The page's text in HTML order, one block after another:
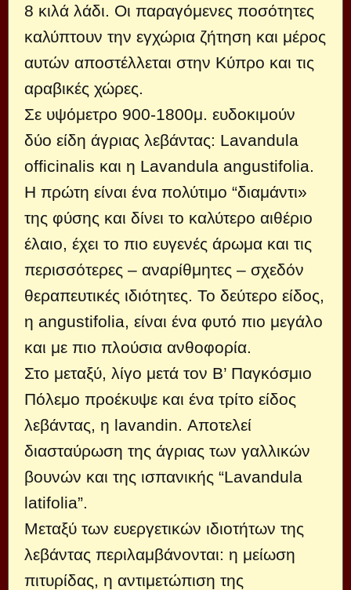
8 κιλά λάδι. Οι παραγόμενες ποσότητες
καλύπτουν την εγχώρια ζήτηση και μέρος
αυτών αποστέλλεται στην Κύπρο και τις
αραβικές χώρες.
Σε υψόμετρο 900-1800μ. ευδοκιμούν
δύο είδη άγριας λεβάντας: Lavandula
officinalis και η Lavandula angustifolia.
Η πρώτη είναι ένα πολύτιμο “διαμάντι»
της φύσης και δίνει το καλύτερο αιθέριο
έλαιο, έχει το πιο ευγενές άρωμα και τις
περισσότερες – αναρίθμητες – σχεδόν
θεραπευτικές ιδιότητες. Το δεύτερο είδος,
η angustifolia, είναι ένα φυτό πιο μεγάλο
και με πιο πλούσια ανθοφορία.
Στο μεταξύ, λίγο μετά τον Β’ Παγκόσμιο
Πόλεμο προέκυψε και ένα τρίτο είδος
λεβάντας, η lavandin. Αποτελεί
διασταύρωση της άγριας των γαλλικών
βουνών και της ισπανικής “Lavandula
latifolia”.
Μεταξύ των ευεργετικών ιδιοτήτων της
λεβάντας περιλαμβάνονται: η μείωση
πιτυρίδας, η αντιμετώπιση της